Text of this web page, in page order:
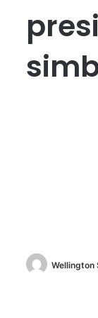
Wellington